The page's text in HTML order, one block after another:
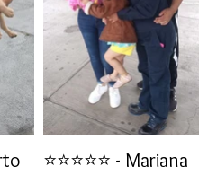
⭐⭐⭐⭐⭐ - Mariana